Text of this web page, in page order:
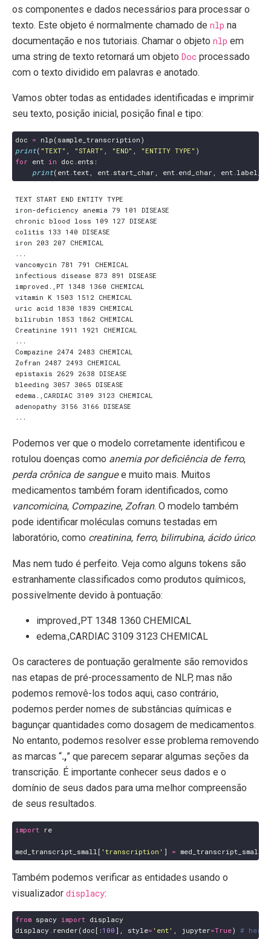
os componentes e dados necessários para processar o
texto. Este objeto é normalmente chamado de nlp na
documentação e nos tutoriais. Chamar o objeto nlp em
uma string de texto retornará um objeto Doc processado
com o texto dividido em palavras e anotado.
Vamos obter todas as entidades identificadas e imprimir
seu texto, posição inicial, posição final e tipo:
doc = nlp ( sample_transcription )
print( "TEXT" , "START" , "END" , "ENTITY TYPE" )
for ent in doc . ents :
print( ent .text , ent . start_char , ent . end_char , ent . label_
TEXT START END ENTITY TYPE
iron-deficiency anemia 79 101 DISEASE
chronic blood loss 109 127 DISEASE
colitis 133 140 DISEASE
iron 203 207 CHEMICAL
...
vancomycin 781 791 CHEMICAL
infectious disease 873 891 DISEASE
improved.,PT 1348 1360 CHEMICAL
vitamin K 1503 1512 CHEMICAL
uric acid 1830 1839 CHEMICAL
bilirubin 1853 1862 CHEMICAL
Creatinine 1911 1921 CHEMICAL
...
Compazine 2474 2483 CHEMICAL
Zofran 2487 2493 CHEMICAL
epistaxis 2629 2638 DISEASE
bleeding 3057 3065 DISEASE
edema.,CARDIAC 3109 3123 CHEMICAL
adenopathy 3156 3166 DISEASE
Podemos ver que o modelo corretamente identificou e
rotulou doenças como anemia por deficiência de ferro,
perda crônica de sanguee muito mais. Muitos
medicamentos também foram identificados, como
vancomicina, Compazine, Zofran. O modelo também
pode identificar moléculas comuns testadas em
laboratório, como creatinina, ferro, bilirrubina, ácido úrico.
Mas nem tudo é perfeito. Veja como alguns tokens são
estranhamente classificados como produtos químicos,
possivelmente devido à pontuação:
improved.,PT 1348 1360 CHEMICAL
edema.,CARDIAC 3109 3123 CHEMICAL
Os caracteres de pontuação geralmente são removidos
nas etapas de pré-processamento de NLP, mas não
podemos removê-los todos aqui, caso contrário,
podemos perder nomes de substâncias químicas e
bagunçar quantidades como dosagem de medicamentos.
No entanto, podemos resolver esse problema removendo
as marcas “.,” que parecem separar algumas seções da
transcrição. É importante conhecer seus dados e o
domínio de seus dados para uma melhor compreensão
de seus resultados.
import re
med_transcript_small [ 'transcription' ] = med_transcript_small
Também podemos verificar as entidades usando o
visualizador displacy:
from spacy import displacy
displacy . render ( doc [:100 ], style= 'ent' , jupyter=True) # here